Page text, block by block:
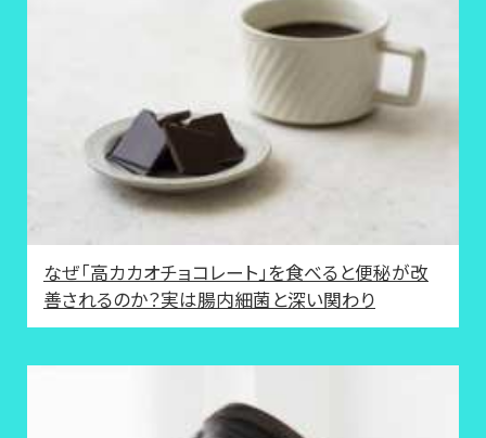
なぜ「高カカオチョコレート」を食べると便秘が改
善されるのか？実は腸内細菌と深い関わり